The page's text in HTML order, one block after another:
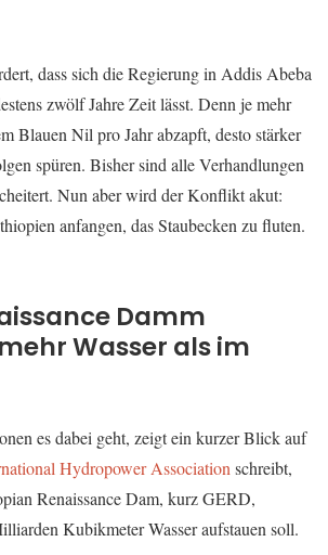
dass sich die Regierung in Addis Abeba
zwölf Jahre Zeit lässt. Denn je mehr
Blauen Nil pro Jahr abzapft, desto stärker
spüren. Bisher sind alle Verhandlungen
Nun aber wird der Konflikt akut:
anfangen, das Staubecken zu fluten.
Damm
Wasser als im
es dabei geht, zeigt ein kurzer Blick auf
Hydropower Association schreibt,
Renaissance Dam, kurz GERD,
Kubikmeter Wasser aufstauen soll.